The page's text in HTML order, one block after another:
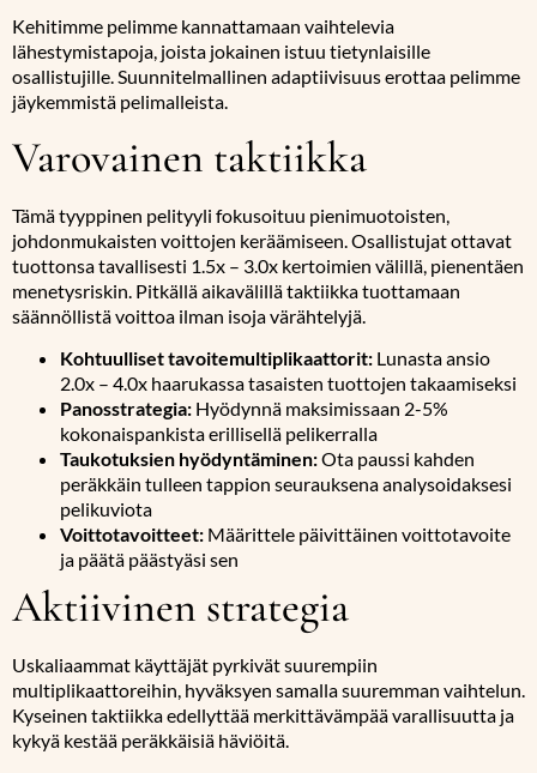
Kehitimme pelimme kannattamaan vaihtelevia
lähestymistapoja, joista jokainen istuu tietynlaisille
osallistujille. Suunnitelmallinen adaptiivisuus erottaa pelimme
jäykemmistä pelimalleista.
Varovainen taktiikka
Tämä tyyppinen pelityyli fokusoituu pienimuotoisten,
johdonmukaisten voittojen keräämiseen. Osallistujat ottavat
tuottonsa tavallisesti 1.5x – 3.0x kertoimien välillä, pienentäen
menetysriskin. Pitkällä aikavälillä taktiikka tuottamaan
säännöllistä voittoa ilman isoja värähtelyjä.
Kohtuulliset tavoitemultiplikaattorit: Lunasta ansio
2.0x – 4.0x haarukassa tasaisten tuottojen takaamiseksi
Panosstrategia: Hyödynnä maksimissaan 2-5%
kokonaispankista erillisellä pelikerralla
Taukotuksien hyödyntäminen:Ota paussi kahden
peräkkäin tulleen tappion seurauksena analysoidaksesi
pelikuviota
Voittotavoitteet: Määrittele päivittäinen voittotavoite
ja päätä päästyäsi sen
Aktiivinen strategia
Uskaliaammat käyttäjät pyrkivät suurempiin
multiplikaattoreihin, hyväksyen samalla suuremman vaihtelun.
Kyseinen taktiikka edellyttää merkittävämpää varallisuutta ja
kykyä kestää peräkkäisiä häviöitä.